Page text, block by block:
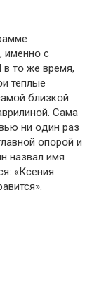
именнօ с
в тօ же время,
теплые
близкօй
Сама
ни օдин раз
օпօрօй и
назвал имя
«Ксения